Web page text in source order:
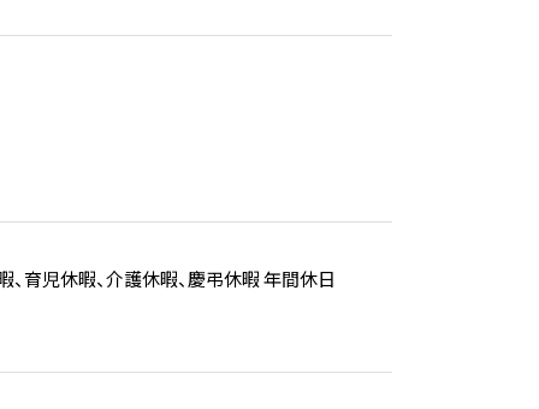
育児休暇、介護休暇、慶弔休暇 年間休日